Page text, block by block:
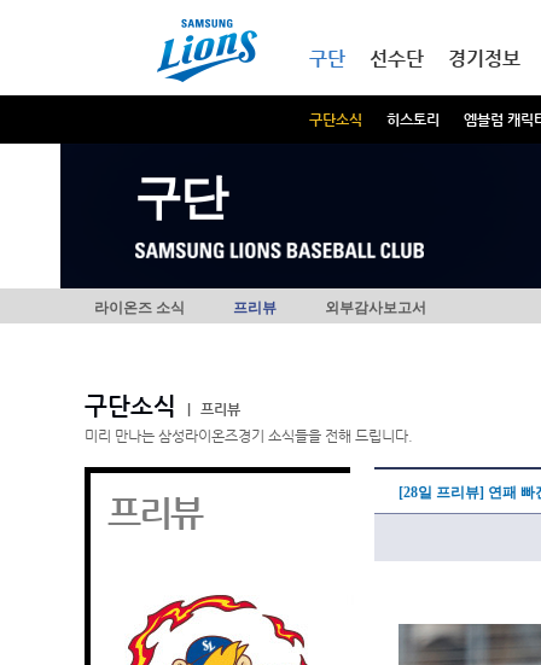
구단
구단소식 히스토리 엠블럼 캐릭
선수단 경기정보
구단
라이온즈 소식 프리뷰 외부감사보고서
구단소식
프리뷰
미리 만나는 삼성라이온즈경기 소식들을 전해 드립니다.
프리뷰 [28일 프리뷰] 연패